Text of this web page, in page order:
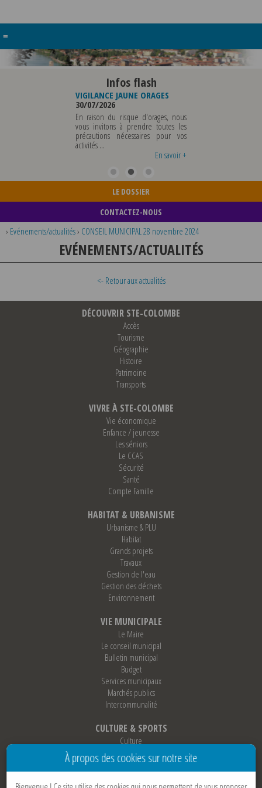
≡
Infos flash
VIGILANCE JAUNE ORAGES
30/07/2026
En raison du risque d'orages, nous
vous invitons à prendre toutes les
précautions nécessaires pour vos
activités ...
En savoir +
LE DOSSIER
CONTACTEZ-NOUS
› Evénements/actualités› CONSEIL MUNICIPAL 28 novembre 2024
EVÉNEMENTS/ACTUALITÉS
<- Retour aux actualités
DÉCOUVRIR STE-COLOMBE
Accès
Tourisme
Géographie
Histoire
Patrimoine
Transports
VIVRE À STE-COLOMBE
Vie économique
Enfance / jeunesse
Les séniors
Le CCAS
Sécurité
Santé
Compte Famille
HABITAT & URBANISME
Urbanisme & PLU
Habitat
Grands projets
Travaux
Gestion de l'eau
Gestion des déchets
Environnement
VIE MUNICIPALE
Le Maire
Le conseil municipal
Bulletin municipal
Budget
Services municipaux
Marchés publics
Intercommunalité
CULTURE & SPORTS
Culture
Sports
Loisirs
Associations
À propos des cookies sur notre site